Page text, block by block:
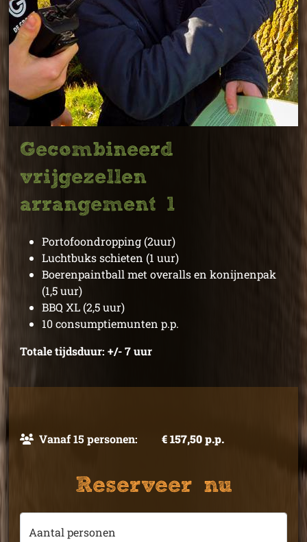
Gecombineerd
vrijgezellen
arrangement 1
Portofoondropping (2uur)
Luchtbuks schieten (1 uur)
Boerenpaintball met overalls en konijnenpak
(1,5 uur)
BBQ XL (2,5 uur)
10 consumptiemunten p.p.
Totale tijdsduur: +/- 7 uur
Vanaf 15 personen: € 157,50 p.p.
Reserveer nu
Aantal personen